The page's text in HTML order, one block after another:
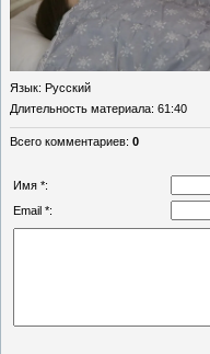
Язык: Русский
Длительность материала: 61:40
Всего комментариев: 0
Имя *:
Email *: